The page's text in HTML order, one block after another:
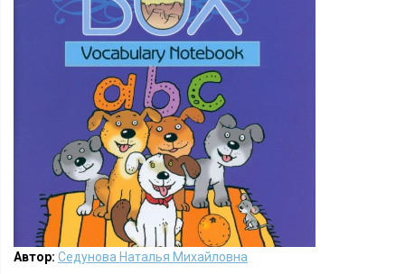
Автор: Седунова Наталья Михайловна